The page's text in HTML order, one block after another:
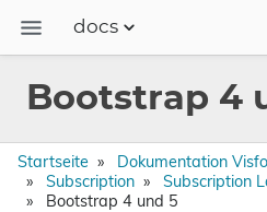
docs
Releases
Bootstrap 4
Startseite
Dokumentation
Subscription
Subscription
Bootstrap 4 und 5